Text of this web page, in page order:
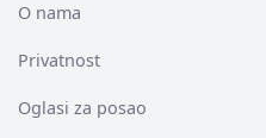
O nama
Privatnost
Oglasi za posao